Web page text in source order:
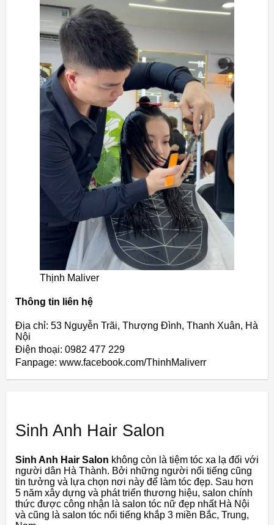
Thịnh Maliver
Thông tin liên hệ
Địa chỉ: 53 Nguyễn Trãi, Thượng Đình, Thanh Xuân, Hà
Nội
Điện thoại: 0982 477 229
Fanpage: www.facebook.com/ThinhMaliverr
Sinh Anh Hair Salon
Sinh Anh Hair Salon không còn là tiệm tóc xa lạ đối với
người dân Hà Thành. Bởi những người nổi tiếng cũng
tin tưởng và lựa chọn nơi này để làm tóc đẹp. Sau hơn
5 năm xây dựng và phát triển thương hiệu, salon chính
thức được công nhận là salon tóc nữ đẹp nhất Hà Nội
và cũng là salon tóc nổi tiếng khắp 3 miền Bắc, Trung,